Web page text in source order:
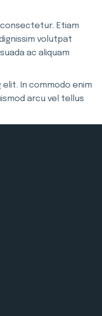
Etiam
volutpat
ac aliquam
In commodo enim
arcu vel tellus